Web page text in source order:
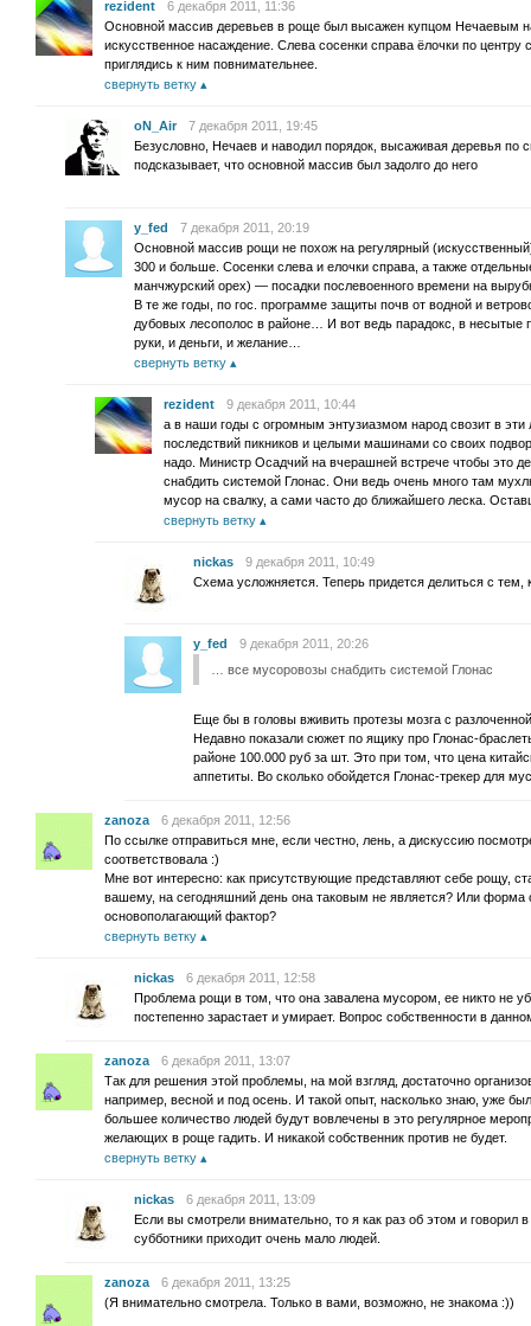
rezident
6 декабря 2011, 11:36
Основной массив деревьев в роще был высажен купцом Нечаевым
искусственное насаждение. Слева сосенки справа ёлочки по
приглядись к ним повнимательнее.
свернуть ветку
oN_Air
7 декабря 2011, 19:45
Безусловно, Нечаев и наводил порядок, высаживая деревья по
подсказывает, что основной массив был задолго до него
y_fed
7 декабря 2011, 20:19
Основной массив рощи не похож на регулярный
300 и больше. Сосенки слева и елочки справа, а также
манчжурский орех) — посадки послевоенного времени на
В те же годы, по гос. программе защиты почв от водной и
дубовых лесополос в районе… И вот ведь парадокс, в несытые
руки, и деньги, и желание…
свернуть ветку
rezident
9 декабря 2011, 10:44
а в наши годы с огромным энтузиазмом народ свозит в
последствий пикников и целыми машинами со своих
надо. Министр Осадчий на вчерашней встрече чтобы это
снабдить системой Глонас. Они ведь очень много там
мусор на свалку, а сами часто до ближайшего леска.
свернуть ветку
nickas
9 декабря 2011, 10:49
Схема усложняется. Теперь придется делиться с тем,
y_fed
9 декабря 2011, 20:26
… все мусоровозы снабдить системой Глонас
Еще бы в головы вживить протезы мозга с
Недавно показали сюжет по ящику про Глонас-
районе 100.000 руб за шт. Это при том, что цена
аппетиты. Во сколько обойдется Глонас-трекер для
zanoza
6 декабря 2011, 12:56
По ссылке отправиться мне, если честно, лень, а дискуссию
соответствовала :)
Мне вот интересно: как присутствующие представляют себе рощу,
вашему, на сегодняшний день она таковым не является? Или форма
основополагающий фактор?
свернуть ветку
nickas
6 декабря 2011, 12:58
Проблема рощи в том, что она завалена мусором, ее никто не
постепенно зарастает и умирает. Вопрос собственности в
zanoza
6 декабря 2011, 13:07
Так для решения этой проблемы, на мой взгляд, достаточно
например, весной и под осень. И такой опыт, насколько знаю, уже
большее количество людей будут вовлечены в это регулярное
желающих в роще гадить. И никакой собственник против не будет.
свернуть ветку
nickas
6 декабря 2011, 13:09
Если вы смотрели внимательно, то я как раз об этом и говорил
субботники приходит очень мало людей.
zanoza
6 декабря 2011, 13:25
(Я внимательно смотрела. Только в вами, возможно, не знакома :))